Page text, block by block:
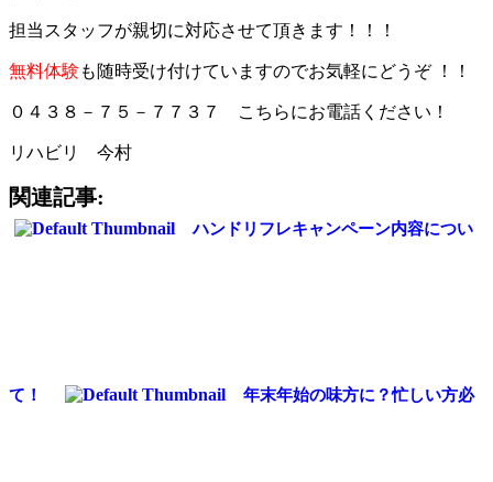
担当スタッフが親切に対応させて頂きます！！！
無料体験 も随時受け付けていますのでお気軽にどうぞ ！！
０４３８－７５－７７３７ こちらにお電話ください！
リハビリ 今村
関連記事:
ハンドリフレキャンペーン内容につい
て！ 年末年始の味方に？忙しい方必